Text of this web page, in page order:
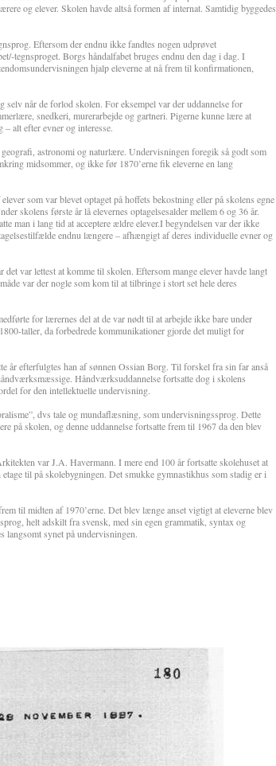
og elever. Skolen havde altså formen af internat. Samtidig byggedes
Eftersom der endnu ikke fandtes nogen udprøvet
tegnsproget. Borgs håndalfabet bruges endnu den dag i dag. I
hjalp eleverne at nå frem til konfirmationen,
når de forlod skolen. For eksempel var der uddannelse for
snedkeri, murerarbejde og gartneri. Pigerne kunne lære at
alt efter evner og interesse.
astronomi og naturlære. Undervisningen foregik så godt som
midsommer, og ikke før 1870’erne fik eleverne en lang
som var blevet optaget på hoffets bekostning eller på skolens egne
skolens første år lå elevernes optagelsesalder mellem 6 og 36 år.
man i lang tid at acceptere ældre elever.I begyndelsen var der ikke
endnu længere – afhængigt af deres individuelle evner og
var lettest at komme til skolen. Eftersom mange elever havde langt
var der nogle som kom til at tilbringe i stort set hele deres
for lærernes del at de var nødt til at arbejde ikke bare under
taller, da forbedrede kommunikationer gjorde det muligt for
efterfulgtes han af sønnen Ossian Borg. Til forskel fra sin far anså
Håndværksuddannelse fortsatte dog i skolens
for den intellektuelle undervisning.
dvs tale og mundaflæsning, som undervisningssprog. Dette
på skolen, og denne uddannelse fortsatte frem til 1967 da den blev
var J.A. Havermann. I mere end 100 år fortsatte skolehuset at
til på skolebygningen. Det smukke gymnastikhus som stadig er i
til midten af 1970’erne. Det blev længe anset vigtigt at eleverne blev
helt adskilt fra svensk, med sin egen grammatik, syntax og
synet på undervisningen.